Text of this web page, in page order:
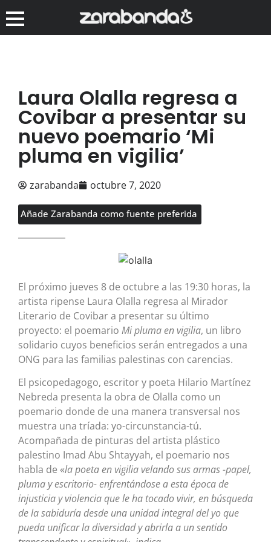
Laura Olalla regresa a
Covibar a presentar su
nuevo poemario ‘Mi
pluma en vigilia’
zarabanda octubre 7, 2020
Añade Zarabanda como fuente preferida
El próximo jueves 8 de octubre a las 19:30 horas, la
artista ripense Laura Olalla regresa al Mirador
Literario de Covibar a presentar su último
proyecto: el poemario Mi pluma en vigilia, un libro
solidario cuyos beneficios serán entregados a una
ONG para las familias palestinas con carencias.
El psicopedagogo, escritor y poeta Hilario Martínez
Nebreda presenta la obra de Olalla como un
poemario donde de una manera transversal nos
muestra una tríada: yo-circunstancia-tú.
Acompañada de pinturas del artista plástico
palestino Imad Abu Shtayyah, el poemario nos
habla de «la poeta en vigilia velando sus armas -papel,
pluma y escritorio- enfrentándose a esta época de
injusticia y violencia que le ha tocado vivir, en búsqueda
de la sabiduría desde una unidad integral del yo que
pueda unificar la diversidad y abrirla a un sentido